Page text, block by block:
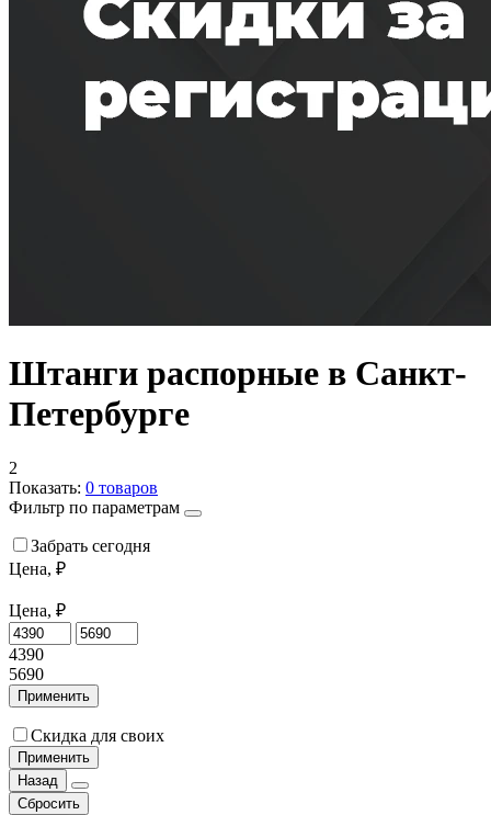
Штанги распорные в Санкт-
Петербурге
2
Показать: 0 товаров
Фильтр по параметрам
Забрать сегодня
Цена, ₽
Цена, ₽
4390
5690
Применить
Скидка для своих
Применить
Назад
Сбросить